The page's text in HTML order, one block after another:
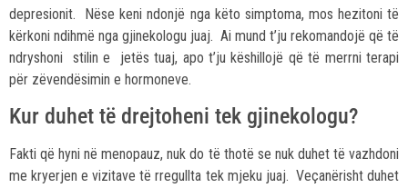
depresionit. Nëse keni ndonjë nga këto simptoma, mos hezitoni të
kërkoni ndihmë nga gjinekologu juaj. Ai mund t’ju rekomandojë që të
ndryshoni stilin e jetës tuaj, apo t’ju këshillojë që të merrni terapi
për zëvendësimin e hormoneve.
Kur duhet të drejtoheni tek gjinekologu?
Fakti që hyni në menopauz, nuk do të thotë se nuk duhet të vazhdoni
me kryerjen e vizitave të rregullta tek mjeku juaj. Veçanërisht duhet